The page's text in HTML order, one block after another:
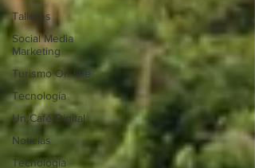
Talleres
Social Media
Marketing
Turismo On line
Tecnología
Un Café Digital
Noticias
Tecnología